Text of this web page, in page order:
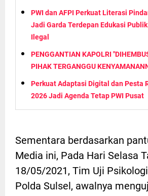
PWI dan AFPI Perkuat Literasi
Jadi Garda Terdepan Edukasi
Ilegal
PENGGANTIAN KAPOLRI
PIHAK TERGANGGU
Perkuat Adaptasi Digital dan Pesta
2026 Jadi Agenda Tetap PWI Pusat
Sementara berdasarkan
Media ini, Pada Hari Selasa
18/05/2021, Tim Uji
Polda Sulsel, awalnya